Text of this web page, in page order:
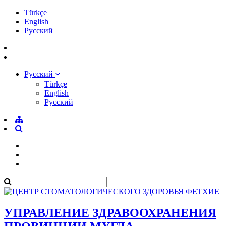
Türkçe
English
Pусский
Pусский
Türkçe
English
Pусский
УПРАВЛЕНИЕ ЗДРАВООХРАНЕНИЯ